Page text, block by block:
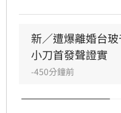
長年相處失去交集
導致感情破裂。小
洲，後轉型幕後經
傳聞，雙方至今皆
童
新／遭爆離婚台
小刀首發聲證實
-450分鐘前